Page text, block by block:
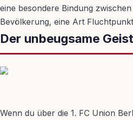
eine besondere Bindung
Bevölkerung, eine Art
Der unbeugsame
Wenn du über die 1. FC Union